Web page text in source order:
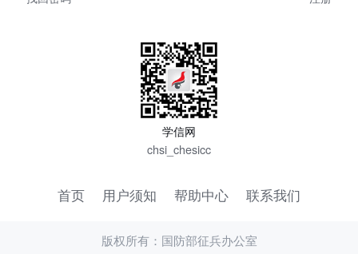
学信网
chsi_chesicc
首页 用户须知 帮助中心 联系我们
版权所有：国防部征兵办公室